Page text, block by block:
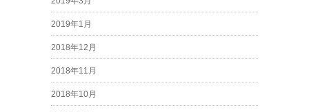
2019年1月
2018年12月
2018年11月
2018年10月